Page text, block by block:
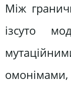
Між
ізсуто